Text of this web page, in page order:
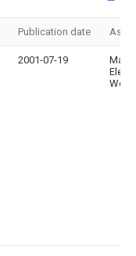
Publication date
2001-07-19